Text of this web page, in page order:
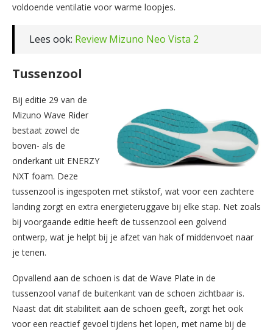
voldoende ventilatie voor warme loopjes.
Lees ook: Review Mizuno Neo Vista 2
Tussenzool
Bij editie 29 van de
Mizuno Wave Rider
bestaat zowel de
boven- als de
onderkant uit ENERZY
NXT foam. Deze
tussenzool is ingespoten met stikstof, wat voor een zachtere
landing zorgt en extra energieteruggave bij elke stap. Net zoals
bij voorgaande editie heeft de tussenzool een golvend
ontwerp, wat je helpt bij je afzet van hak of middenvoet naar
je tenen.
Opvallend aan de schoen is dat de Wave Plate in de
tussenzool vanaf de buitenkant van de schoen zichtbaar is.
Naast dat dit stabiliteit aan de schoen geeft, zorgt het ook
voor een reactief gevoel tijdens het lopen, met name bij de